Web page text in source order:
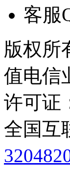
客服
版权所
值电信
许可证
全国互